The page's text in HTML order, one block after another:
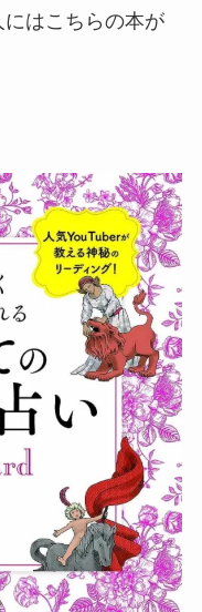
はこちらの本が